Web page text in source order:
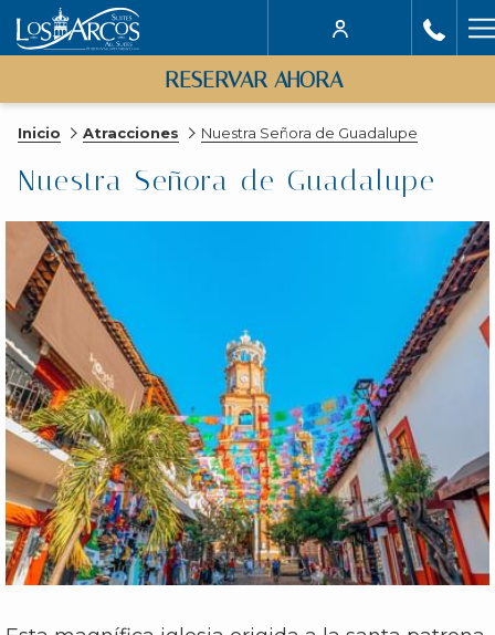
RESERVAR AHORA
Inicio Atracciones Nuestra Señora de Guadalupe
Nuestra Señora de Guadalupe